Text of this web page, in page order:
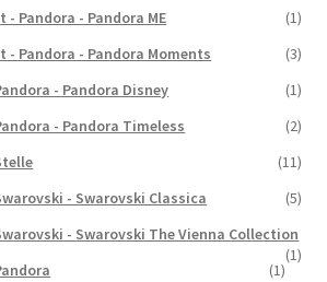
- Pandora - Pandora ME
(1)
- Pandora - Pandora Moments
(3)
- Pandora Disney
(1)
- Pandora Timeless
(2)
(11)
- Swarovski Classica
(5)
- Swarovski The Vienna Collection
(1)
(1)